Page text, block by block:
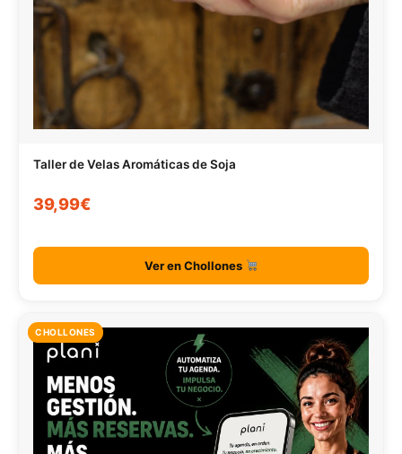
Taller de Velas Aromáticas de Soja
39,99€
Ver en Chollones
CHOLLONES